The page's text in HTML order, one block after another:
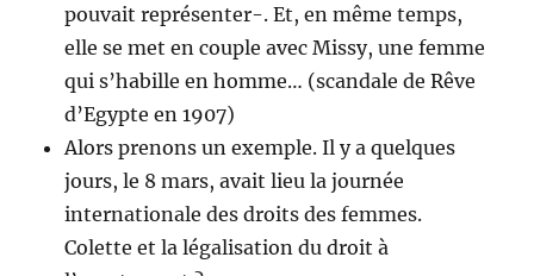
pouvait représenter-. Et, en même temps,
elle se met en couple avec Missy, une femme
qui s’habille en homme… (scandale de Rêve
d’Egypte en 1907)
Alors prenons un exemple. Il y a quelques
jours, le 8 mars, avait lieu la journée
internationale des droits des femmes.
Colette et la légalisation du droit à